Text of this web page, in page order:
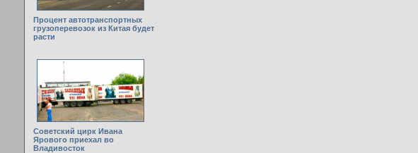
Процент автотранспортных
грузоперевозок из Китая будет
расти
Советский цирк Ивана
Ярового приехал во
Владивосток